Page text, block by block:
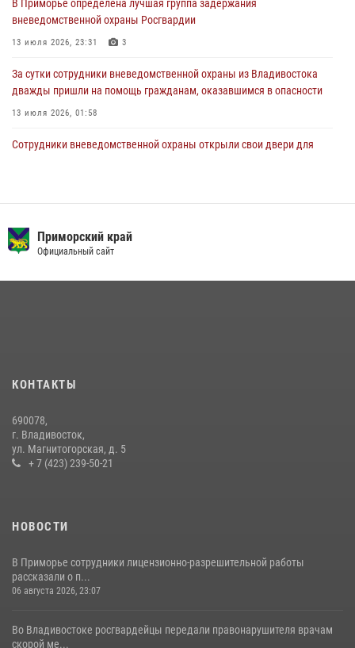
службе
В Приморье определена лучшая группа задержания
вневедомственной охраны Росгвардии
13 июля 2026, 23:31 3
За сутки сотрудники вневедомственной охраны из Владивостока
дважды пришли на помощь гражданам, оказавшимся в опасности
13 июля 2026, 01:58
Сотрудники вневедомственной охраны открыли свои двери для
среди водолазов Восточного округа Росгвардии
10 июля 2026, 06:31
Во Владивостоке во дворе жилого дома сотрудники
вневедомственной охраны обнаружили запрещенные растения
29 июля 2026, 01:17
Приморский край
Официальный сайт
КОНТАКТЫ
690078,
г. Владивосток,
ул. Магнитогорская, д. 5
+ 7 (423) 239-50-21
НОВОСТИ
В Приморье сотрудники лицензионно-разрешительной работы
рассказали о п...
06 августа 2026, 23:07
Во Владивостоке росгвардейцы передали правонарушителя врачам
скорой ме...